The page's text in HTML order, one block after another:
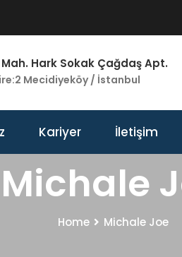
Hark Sokak Çağdaş Apt.
Mecidiyeköy / İstanbul
Kariyer İletişim
Michale
Home Michale Joe